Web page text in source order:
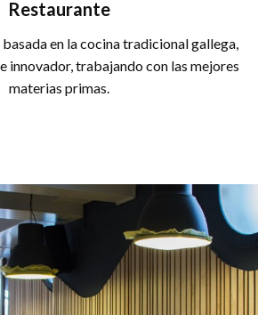
Restaurante
en la cocina tradicional gallega,
innovador, trabajando con las mejores
materias primas.